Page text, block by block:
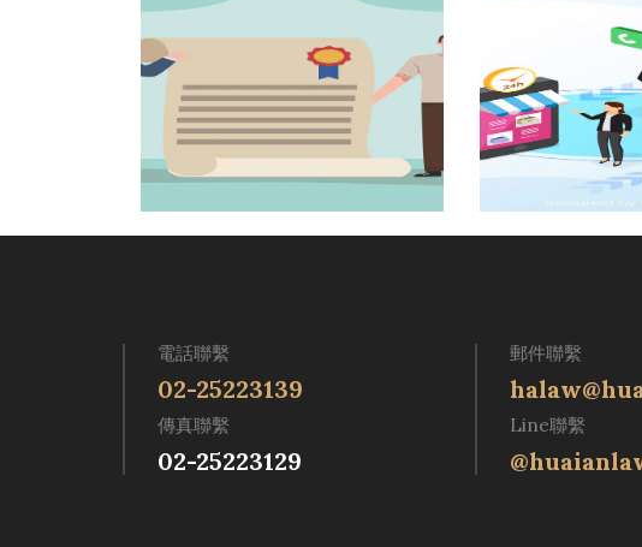
電話聯繫
02-25223139
傳真聯繫
02-25223129
郵件聯繫
Line聯繫